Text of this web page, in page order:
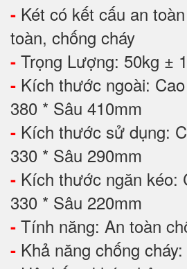
- Két có kết cấu an
toàn, chống cháy
- Trọng Lượng: 50kg ±
- Kích thước ngoài:
380 * Sâu 410mm
- Kích thước sử dụng:
330 * Sâu 290mm
- Kích thước ngăn kéo:
330 * Sâu 220mm
- Tính năng: An toàn
- Khả năng chống